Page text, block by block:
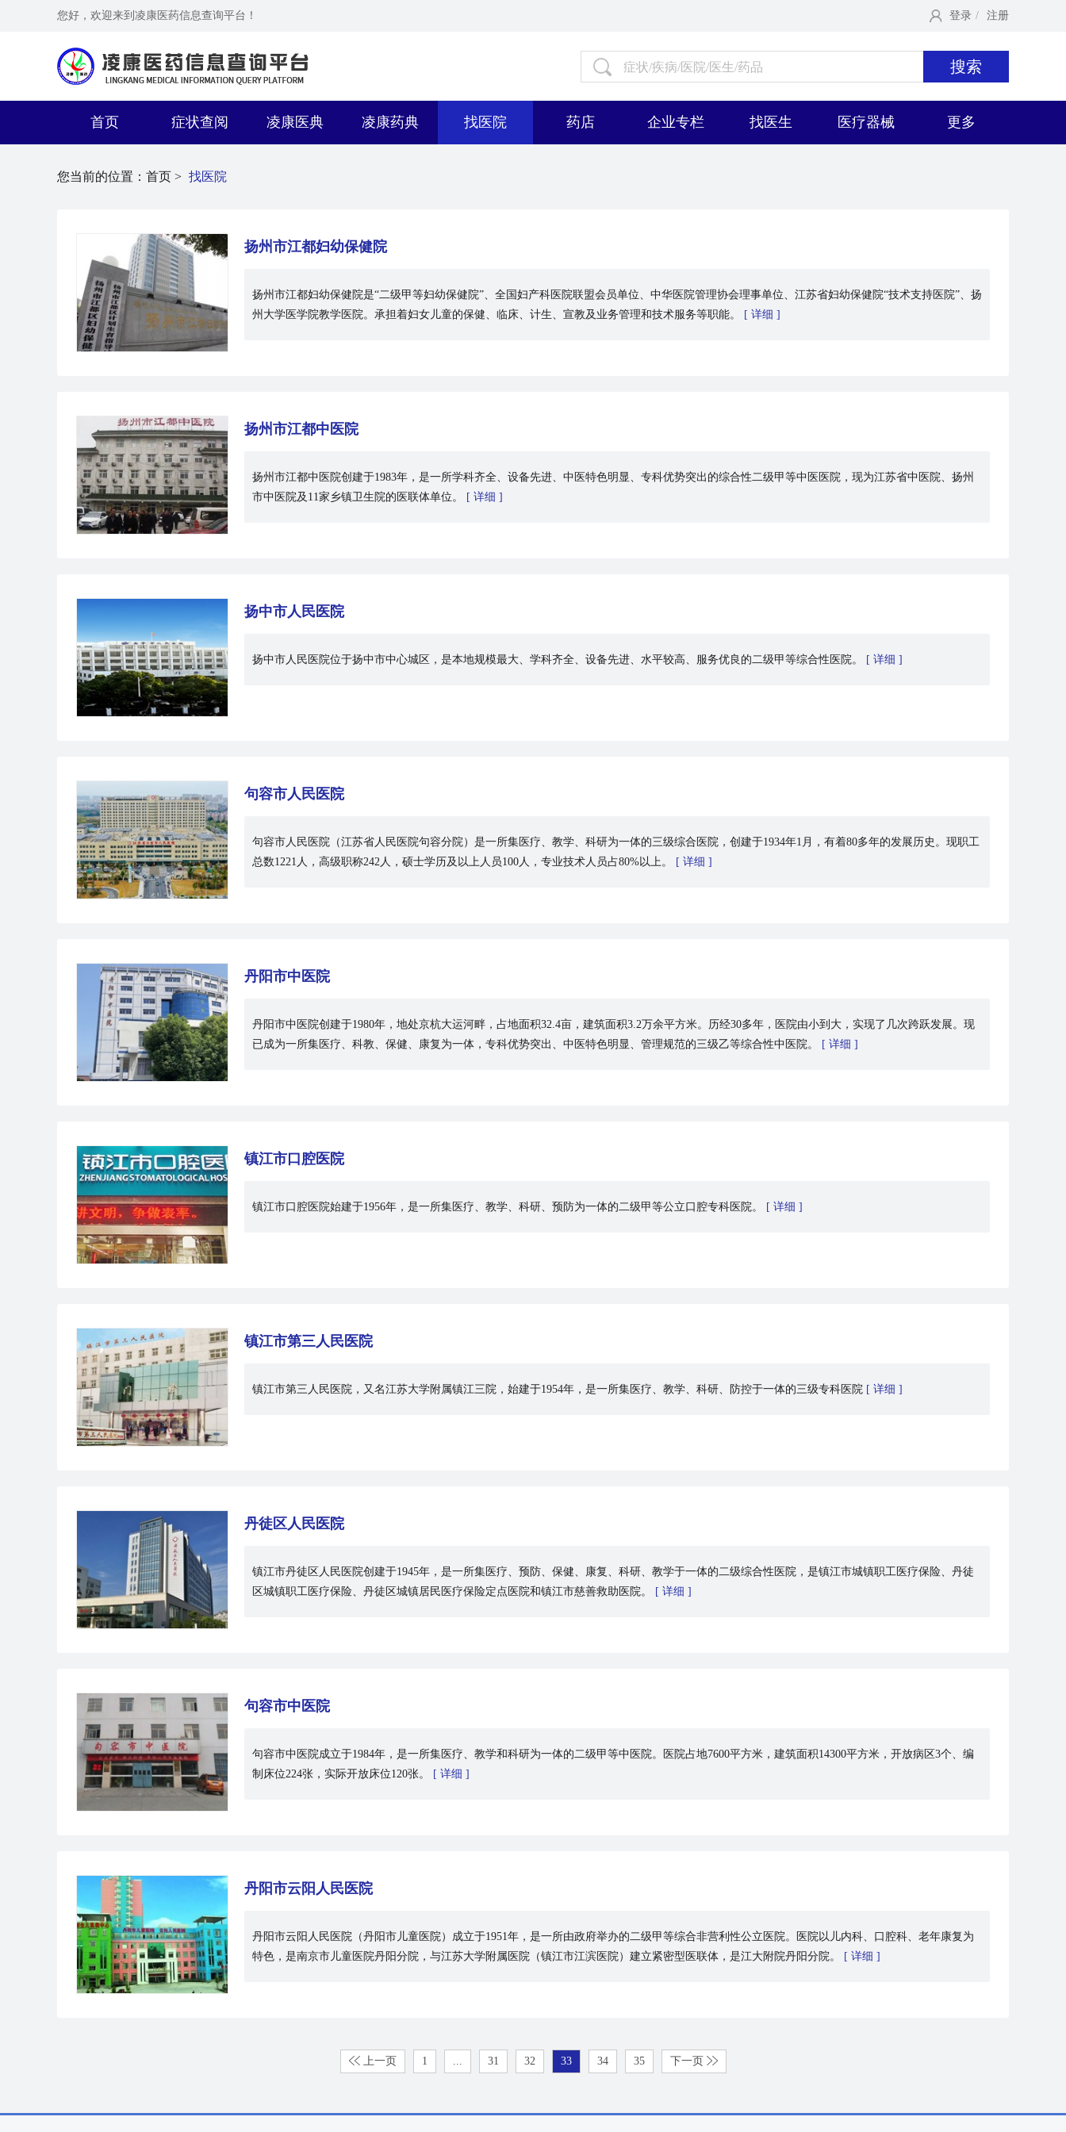
您好，欢迎来到凌康医药信息查询平台！ 登录 / 注册
搜索
首页 症状查阅 凌康医典 凌康药典 找医院 药店 企业专栏 找医生 医疗器械 更多
您当前的位置： 首页 > 找医院
扬州市江都妇幼保健院
扬州市江都妇幼保健院是“二级甲等妇幼保健院”、全国妇产科医院联盟会员单位、中华医院管理协会理事单位、江苏省妇幼保健院“技术支持医院”、扬
州大学医学院教学医院。承担着妇女儿童的保健、临床、计生、宣教及业务管理和技术服务等职能。
[ 详细 ]
扬州市江都中医院
扬州市江都中医院创建于1983年，是一所学科齐全、设备先进、中医特色明显、专科优势突出的综合性二级甲等中医医院，现为江苏省中医院、扬州
市中医院及11家乡镇卫生院的医联体单位。
[ 详细 ]
扬中市人民医院
扬中市人民医院位于扬中市中心城区，是本地规模最大、学科齐全、设备先进、水平较高、服务优良的二级甲等综合性医院。 [ 详细 ]
句容市人民医院
句容市人民医院（江苏省人民医院句容分院）是一所集医疗、教学、科研为一体的三级综合医院，创建于1934年1月，有着80多年的发展历史。现职工
总数1221人，高级职称242人，硕士学历及以上人员100人，专业技术人员占80%以上。
[ 详细 ]
丹阳市中医院
丹阳市中医院创建于1980年，地处京杭大运河畔，占地面积32.4亩，建筑面积3.2万余平方米。历经30多年，医院由小到大，实现了几次跨跃发展。现
已成为一所集医疗、科教、保健、康复为一体，专科优势突出、中医特色明显、管理规范的三级乙等综合性中医院。
[ 详细 ]
镇江市口腔医院
镇江市口腔医院始建于1956年，是一所集医疗、教学、科研、预防为一体的二级甲等公立口腔专科医院。 [ 详细 ]
镇江市第三人民医院
镇江市第三人民医院，又名江苏大学附属镇江三院，始建于1954年，是一所集医疗、教学、科研、防控于一体的三级专科医院 [ 详细 ]
丹徒区人民医院
镇江市丹徒区人民医院创建于1945年，是一所集医疗、预防、保健、康复、科研、教学于一体的二级综合性医院，是镇江市城镇职工医疗保险、丹徒
区城镇职工医疗保险、丹徒区城镇居民医疗保险定点医院和镇江市慈善救助医院。
[ 详细 ]
句容市中医院
句容市中医院成立于1984年，是一所集医疗、教学和科研为一体的二级甲等中医院。医院占地7600平方米，建筑面积14300平方米，开放病区3个、编
制床位224张，实际开放床位120张。
[ 详细 ]
丹阳市云阳人民医院
丹阳市云阳人民医院（丹阳市儿童医院）成立于1951年，是一所由政府举办的二级甲等综合非营利性公立医院。医院以儿内科、口腔科、老年康复为
特色，是南京市儿童医院丹阳分院，与江苏大学附属医院（镇江市江滨医院）建立紧密型医联体，是江大附院丹阳分院。
[ 详细 ]
上一页 1 ... 31 32 33 34 35 下一页